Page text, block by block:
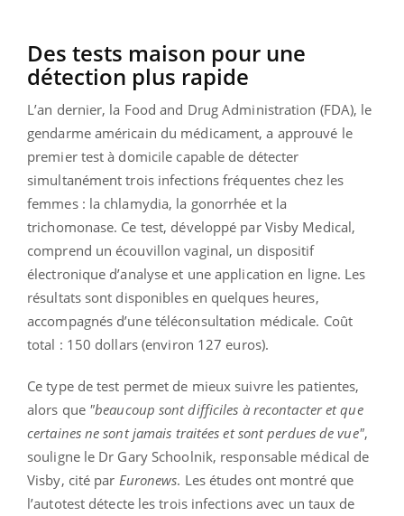
Des tests maison pour une
détection plus rapide
L’an dernier, la Food and Drug Administration (FDA), le
gendarme américain du médicament, a approuvé le
premier test à domicile capable de détecter
simultanément trois infections fréquentes chez les
femmes : la chlamydia, la gonorrhée et la
trichomonase. Ce test, développé par Visby Medical,
comprend un écouvillon vaginal, un dispositif
électronique d’analyse et une application en ligne. Les
résultats sont disponibles en quelques heures,
accompagnés d’une téléconsultation médicale. Coût
total : 150 dollars (environ 127 euros).
Ce type de test permet de mieux suivre les patientes,
alors que "beaucoup sont difficiles à recontacter et que
certaines ne sont jamais traitées et sont perdues de vue",
souligne le Dr Gary Schoolnik, responsable médical de
Visby, cité par Euronews. Les études ont montré que
l’autotest détecte les trois infections avec un taux de